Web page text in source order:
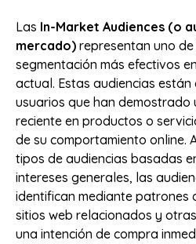
Las In-Market Audiences (o
mercado) representan uno
segmentación más efectivos
actual. Estas audiencias
usuarios que han demostrado
reciente en productos o
de su comportamiento online.
tipos de audiencias basadas
intereses generales, las
identifican mediante patrones
sitios web relacionados y
una intención de compra